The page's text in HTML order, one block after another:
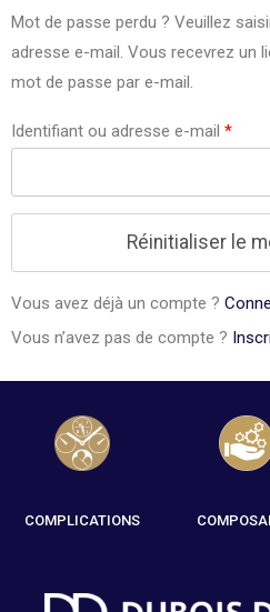
Mot de passe perdu ? Veuillez
adresse e-mail. Vous recevrez un
mot de passe par e-mail.
Identifiant ou adresse e-mail *
Vous avez déjà un compte ?
Vous n’avez pas de compte ?
COMPLICATIONS